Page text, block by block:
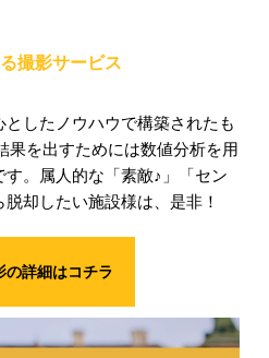
撮影サービス
したノウハウで構築されたも
果を出すためには数値分析を用
。属人的な「素敵♪」「セン
却したい施設様は、是非！
の詳細はコチラ